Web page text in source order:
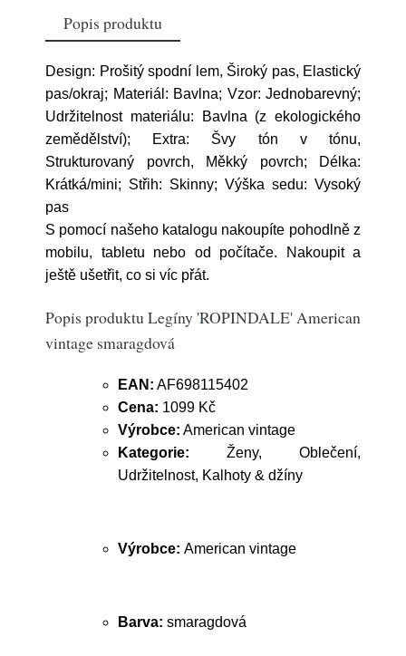
Popis produktu
Design: Prošitý spodní lem, Široký pas, Elastický
pas/okraj; Materiál: Bavlna; Vzor: Jednobarevný;
Udržitelnost materiálu: Bavlna (z ekologického
zemědělství); Extra: Švy tón v tónu,
Strukturovaný povrch, Měkký povrch; Délka:
Krátká/mini; Střih: Skinny; Výška sedu: Vysoký
pas
S pomocí našeho katalogu nakoupíte pohodlně z
mobilu, tabletu nebo od počítače. Nakoupit a
ještě ušetřit, co si víc přát.
Popis produktu Legíny 'ROPINDALE' American
vintage smaragdová
EAN: AF698115402
Cena: 1099 Kč
Výrobce: American vintage
Kategorie: Ženy, Oblečení,
Udržitelnost, Kalhoty & džíny
Výrobce: American vintage
Barva: smaragdová